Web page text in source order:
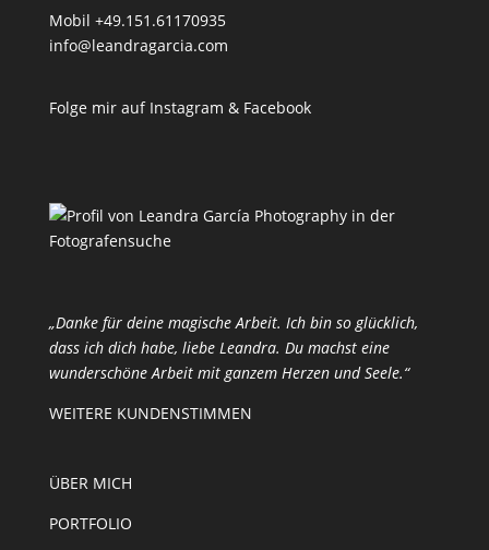
Mobil +49.151.61170935
info@leandragarcia.com
Folge mir auf Instagram & Facebook
„Danke für deine magische Arbeit. Ich bin so glücklich,
dass ich dich habe, liebe Leandra. Du machst eine
wunderschöne Arbeit mit ganzem Herzen und Seele.“
WEITERE KUNDENSTIMMEN
ÜBER MICH
PORTFOLIO